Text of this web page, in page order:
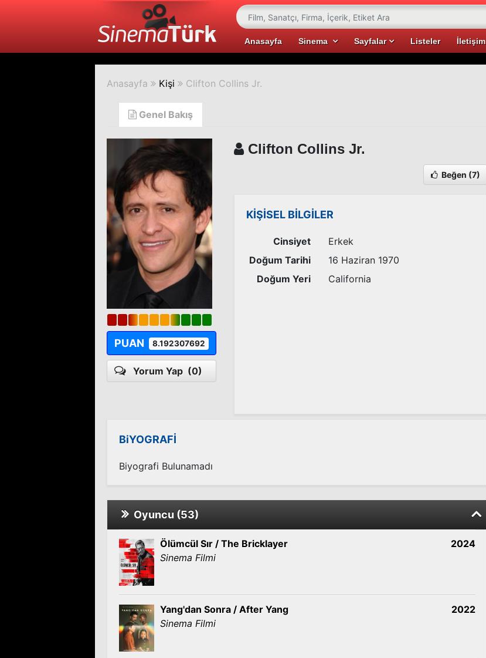
Anasayfa Sinema Sayfalar Listeler İletişim
Anasayfa Kişi Clifton Collins Jr.
Genel Bakış
PUAN 8.192307692
Yorum Yap (0)
Clifton Collins Jr.
Beğen (7)
KİŞİSEL BİLGİLER
Cinsiyet
Erkek
Doğum Tarihi
16 Haziran 1970
Doğum Yeri
California
BiYOGRAFİ
Biyografi Bulunamadı
Oyuncu (53)
Ölümcül Sır / The Bricklayer
Sinema Filmi
2024
Yang'dan Sonra / After Yang
Sinema Filmi
2022